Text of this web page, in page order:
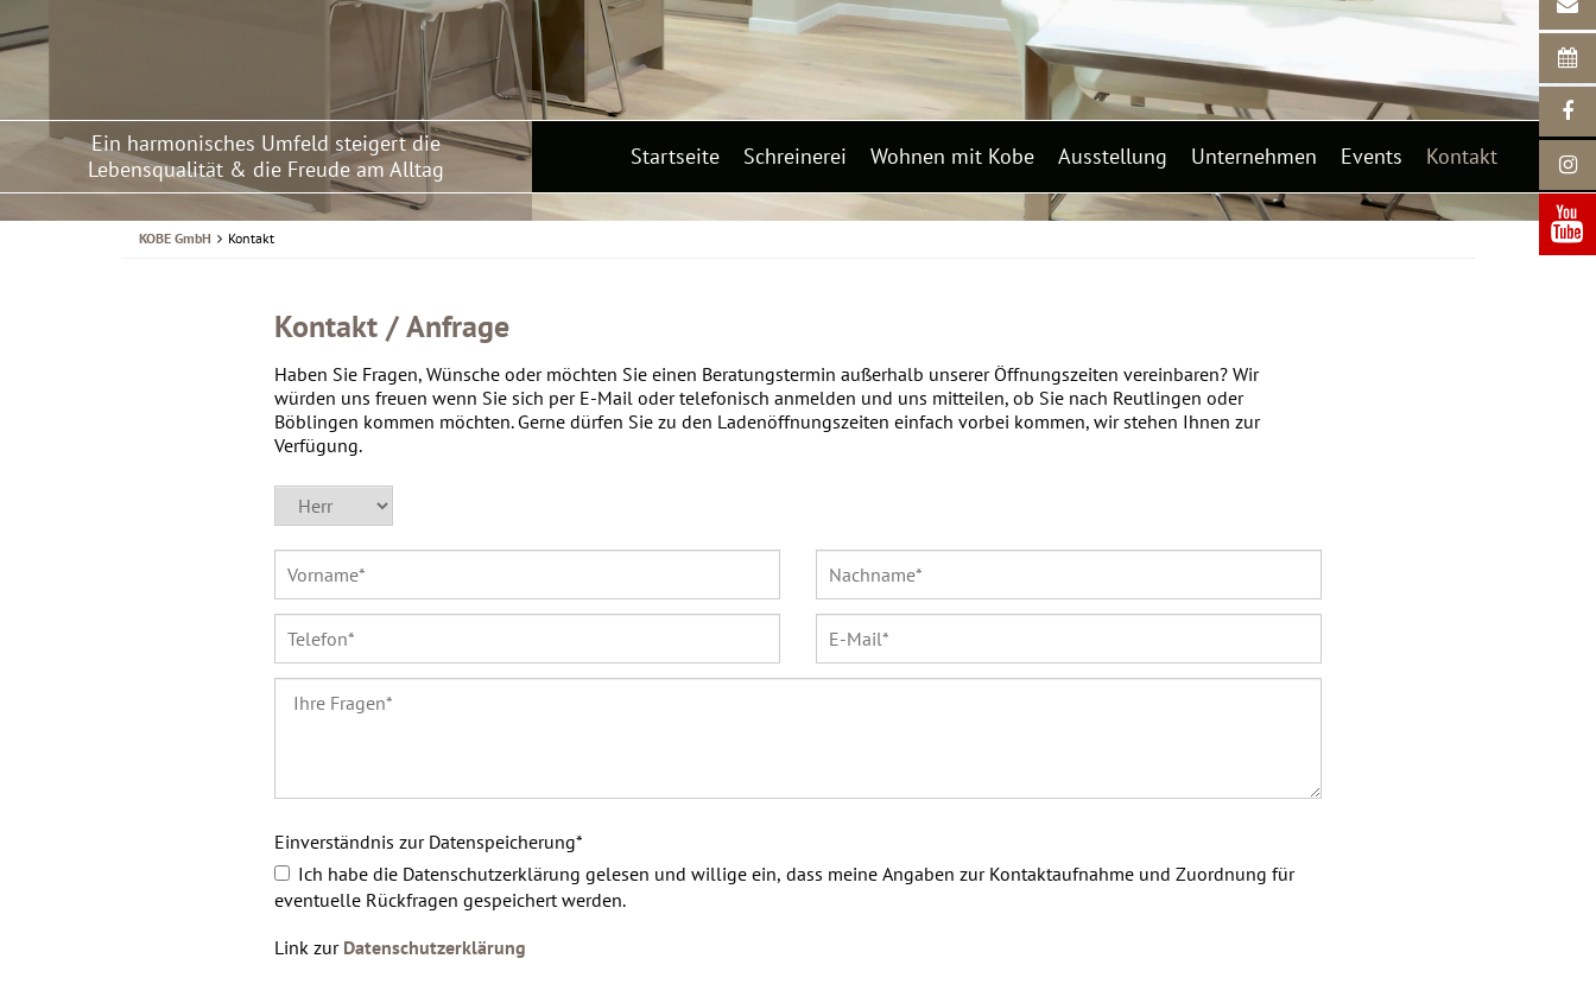
Startseite Schreinerei Wohnen mit Kobe Ausstellung Unternehmen Events Kontakt
Ein harmonisches Umfeld steigert die
Lebensqualität & die Freude am Alltag
KOBE GmbH Kontakt
Kontakt / Anfrage
Haben Sie Fragen, Wünsche oder möchten Sie einen Beratungstermin außerhalb unserer Öffnungszeiten vereinbaren? Wir
würden uns freuen wenn Sie sich per E-Mail oder telefonisch anmelden und uns mitteilen, ob Sie nach Reutlingen oder
Böblingen kommen möchten. Gerne dürfen Sie zu den Ladenöffnungszeiten einfach vorbei kommen, wir stehen Ihnen zur
Verfügung.
Einverständnis zur Datenspeicherung*
Ich habe die Datenschutzerklärung gelesen und willige ein, dass meine Angaben zur Kontaktaufnahme und Zuordnung für
eventuelle Rückfragen gespeichert werden.
Link zur Datenschutzerklärung